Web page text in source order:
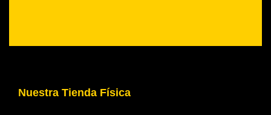
Nuestra Tienda Física